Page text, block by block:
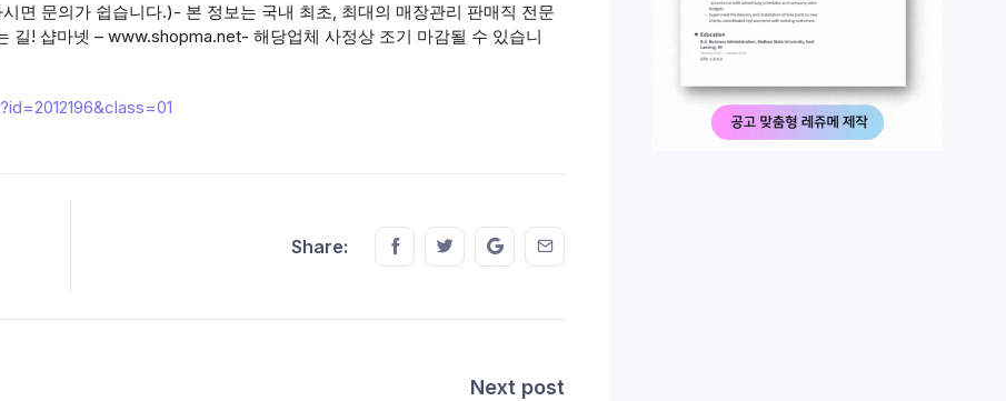
면 문의가 쉽습니다.)- 본 정보는 국내 최초, 최대의 매장관리 판매직 전문
길! 샵마넷 – www.shopma.net- 해당업체 사정상 조기 마감될 수 있습니
Share: Share this on FaceBook
Share this on Twitter
Share this on GMail
Share this on EMail
Next post